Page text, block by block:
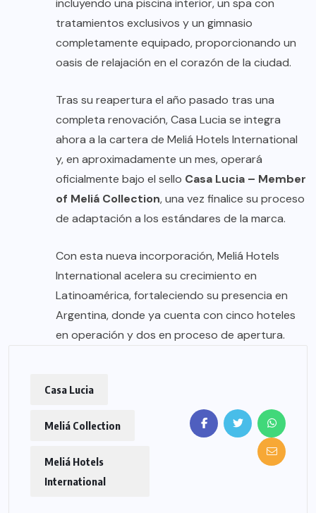
incluyendo una piscina interior, un spa con
tratamientos exclusivos y un gimnasio
completamente equipado, proporcionando un
oasis de relajación en el corazón de la ciudad.
Tras su reapertura el año pasado tras una
completa renovación, Casa Lucia se integra
ahora a la cartera de Meliá Hotels International
y, en aproximadamente un mes, operará
oficialmente bajo el sello Casa Lucia – Member
of Meliá Collection, una vez finalice su proceso
de adaptación a los estándares de la marca.
Con esta nueva incorporación, Meliá Hotels
International acelera su crecimiento en
Latinoamérica, fortaleciendo su presencia en
Argentina, donde ya cuenta con cinco hoteles
en operación y dos en proceso de apertura.
Casa Lucia
Meliá Collection
Meliá Hotels
International